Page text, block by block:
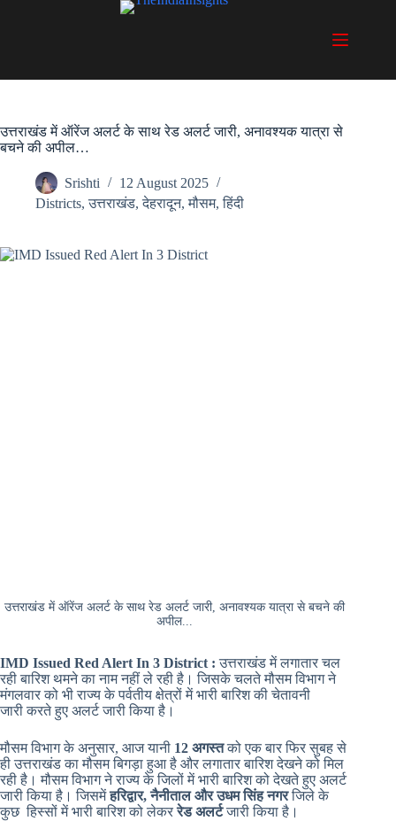
उत्तराखंड में ऑरेंज अलर्ट के साथ रेड अलर्ट जारी, अनावश्यक यात्रा से
बचने की अपील…
Srishti
12 August 2025
Districts,उत्तराखंड,देहरादून,मौसम,हिंदी
उत्तराखंड में ऑरेंज अलर्ट के साथ रेड अलर्ट जारी, अनावश्यक यात्रा से बचने की
अपील...
IMD Issued Red Alert In 3 District : उत्तराखंड में लगातार चल
रही बारिश थमने का नाम नहीं ले रही है। जिसके चलते मौसम विभाग ने
मंगलवार को भी राज्य के पर्वतीय क्षेत्रों में भारी बारिश की चेतावनी
जारी करते हुए अलर्ट जारी किया है।
मौसम विभाग के अनुसार, आज यानी 12 अगस्तको एक बार फिर सुबह से
ही उत्तराखंड का मौसम बिगड़ा हुआ है और लगातार बारिश देखने को मिल
रही है। मौसम विभाग ने राज्य के जिलों में भारी बारिश को देखते हुए अलर्ट
जारी किया है। जिसमेंहरिद्वार, नैनीताल और उधम सिंह नगरजिले के
कुछ हिस्सों में भारी बारिश को लेकररेड अलर्टजारी किया है।